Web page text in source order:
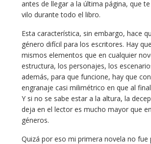
antes de llegar a la última página, que
vilo durante todo el libro.
Esta característica, sin embargo, hace
género difícil para los escritores. Hay
mismos elementos que en cualquier
estructura, los personajes, los
además, para que funcione, hay que
engranaje casi milimétrico en que al
Y si no se sabe estar a la altura, la
deja en el lector es mucho mayor que
géneros.
Quizá por eso mi primera novela no fue